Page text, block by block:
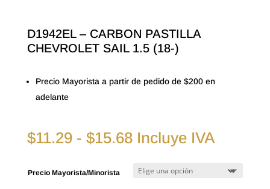
D1942EL – CARBON PASTILLA
CHEVROLET SAIL 1.5 (18-)
Precio Mayorista a partir de pedido de $200 en
adelante
$11.29 - $15.68Rango
precios:
desde
Incluye IVA
Precio Mayorista/Minorista